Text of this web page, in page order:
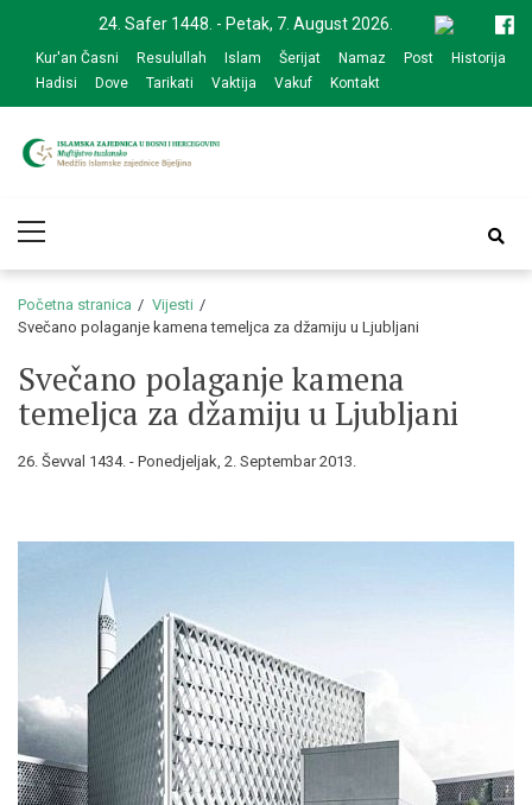
navigation
content
24. Safer 1448. - Petak, 7. August 2026.
Kur'an Časni Resulullah Islam Šerijat Namaz Post
Historija
Hadisi
Dove Tarikati Vaktija Vakuf Kontakt
zajednice Bijeljina
Menu
Početna stranica
Vijesti
Svečano polaganje kamena temeljca za džamiju u Ljubljani
Svečano polaganje kamena
temeljca za džamiju u Ljubljani
26. Ševval 1434. - Ponedjeljak, 2. Septembar 2013.